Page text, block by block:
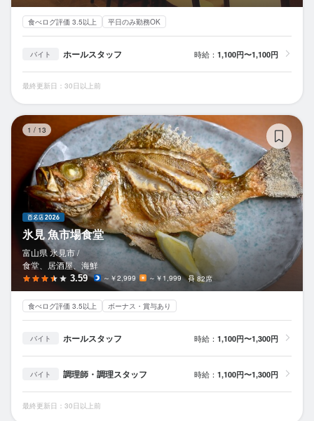
食べログ評価 3.5以上 平日のみ勤務OK
バイト ホールスタッフ 時給： 1,100円〜1,100円
最終更新日：30日以上前
1 / 13
氷見 魚市場食堂
富山県 氷見市 /
食堂、居酒屋、海鮮
3.59 ～￥2,999 ～￥1,999 82席
食べログ評価 3.5以上 ボーナス・賞与あり
バイト ホールスタッフ 時給： 1,100円〜1,300円
バイト 調理師・調理スタッフ 時給： 1,100円〜1,300円
最終更新日：30日以上前